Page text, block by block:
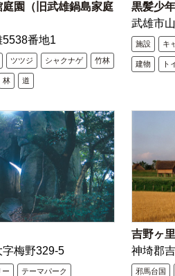
園（旧武雄鍋島家庭
番地1
ツツジ シャクナゲ 竹林
林 道
黒髪少
武雄市
施設 キ
建物 ト
梅野329-5
ー テーマパーク
吉野ヶ
神埼郡
邪馬台国